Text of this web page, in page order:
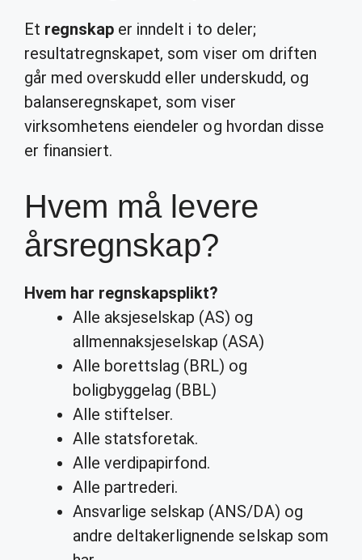
Et regnskap er inndelt i to deler;
resultatregnskapet, som viser om driften
går med overskudd eller underskudd, og
balanseregnskapet, som viser
virksomhetens eiendeler og hvordan disse
er finansiert.
Hvem må levere
årsregnskap?
Hvem har regnskapsplikt?
Alle aksjeselskap (AS) og
allmennaksjeselskap (ASA)
Alle borettslag (BRL) og
boligbyggelag (BBL)
Alle stiftelser.
Alle statsforetak.
Alle verdipapirfond.
Alle partrederi.
Ansvarlige selskap (ANS/DA) og
andre deltakerlignende selskap som